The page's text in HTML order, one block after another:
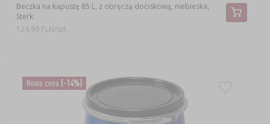
Beczka na kapustę 85 L, z obręczą dociskową, niebieska,
Sterk
124,99 PLN/szt.
Nowa cena (-14%)